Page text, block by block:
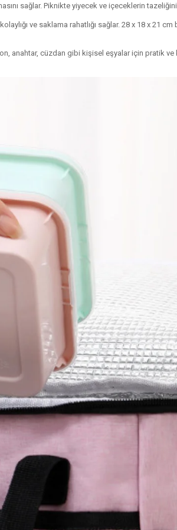
sağlar. Piknikte yiyecek ve içeceklerin
ve saklama rahatlığı sağlar. 28 x 18 x 21
anahtar, cüzdan gibi kişisel eşyalar için pratik